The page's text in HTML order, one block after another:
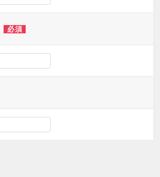
必須